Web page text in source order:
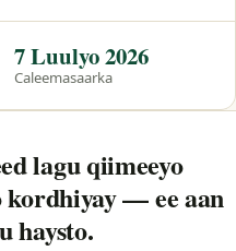
Caleemasaarka
7 Luulyo 2026
lagu qiimeeyo
kordhiyay — ee aan
haysto.